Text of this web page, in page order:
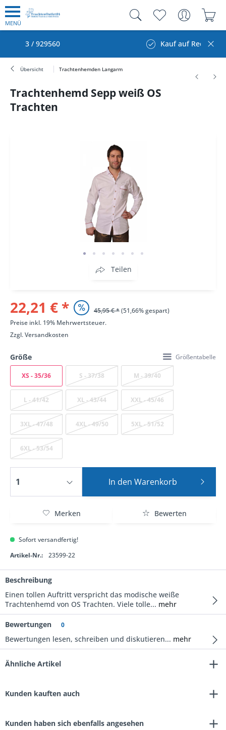
MENÜ
Kauf auf Rechnung
Übersicht Trachtenhemden Langarm
Trachtenhemd Sepp weiß OS
Trachten
Teilen
22,21 € * 45,95 € *(51,66% gespart)
Preise inkl. 19% Mehrwertsteuer.
Zzgl.Versandkosten
Größe Größentabelle
XS - 35/36 S - 37/38 M - 39/40
L - 41/42 XL - 43/44 XXL - 45/46
3XL - 47/48 4XL - 49/50 5XL - 51/52
6XL - 53/54
In den Warenkorb
Merken Bewerten
Sofort versandfertig!
Artikel-Nr.:
23599-22
Beschreibung
Einen tollen Auftritt verspricht das modische weiße
Trachtenhemd von OS Trachten. Viele tolle... mehr
Bewertungen 0
Bewertungen lesen, schreiben und diskutieren... mehr
Ähnliche Artikel
Kunden kauften auch
Kunden haben sich ebenfalls angesehen